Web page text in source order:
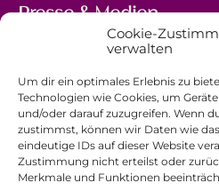
Cookie-
verwalten
Um dir ein optimales Erlebnis zu
Technologien wie Cookies, um
und/oder darauf zuzugreifen. Wenn
zustimmst, können wir Daten wie
eindeutige IDs auf dieser Website
Zustimmung nicht erteilst oder
Merkmale und Funktionen
Presse & Medien
5, avenue Marie-Thérèse
+352 44 743 340
comm@ewb.lu
Spenden